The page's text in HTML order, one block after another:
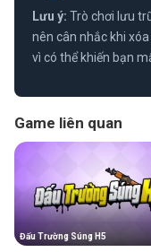
Lưu ý: Trò chơi lưu
nên cân nhắc khi
vì có thể khiến bạn
Game liên quan
Đấu Trường Súng H5